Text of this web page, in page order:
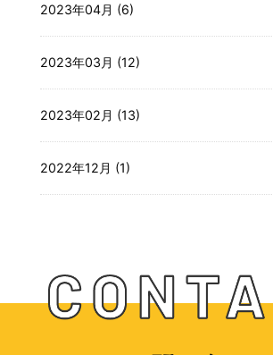
2023年04月 (6)
2023年03月 (12)
2023年02月 (13)
2022年12月 (1)